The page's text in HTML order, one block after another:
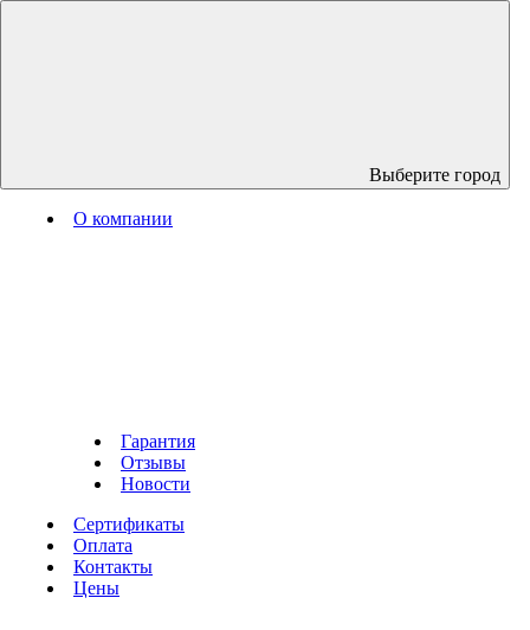
Выберите город
О компании
Гарантия
Отзывы
Новости
Сертификаты
Оплата
Контакты
Цены